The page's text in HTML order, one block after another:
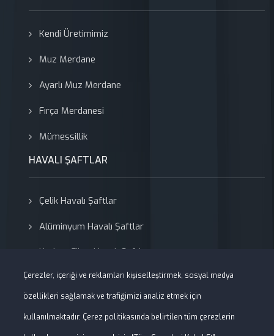
Kendi Üretimimiz
Muz Merdane
Ayarlı Muz Merdane
Fırça Merdanesi
Mümessillik
HAVALI ŞAFTLAR
Çelik Havalı Şaftlar
Alüminyum Havalı Şaftlar
Karbon Fiber Havalı Şaftlar
Adaptörler
Çerezler, içeriği ve reklamları kişiselleştirmek, sosyal medya
özellikleri sağlamak ve trafiğimizi analiz etmek için
kullanılmaktadır. Çerez politikasında belirtilen tüm çerezlerin